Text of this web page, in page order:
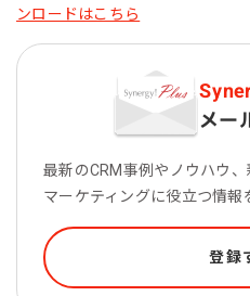
メー
最新のCRM事例やノウハウ
マーケティングに役立つ情報
登録